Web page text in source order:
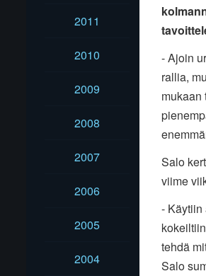
2011
2010
2009
2008
2007
2006
2005
2004
- Ajoin
rallia,
mukaan
Salo
viime
- Käytiin
kokeiltiin
tehdä
Salo